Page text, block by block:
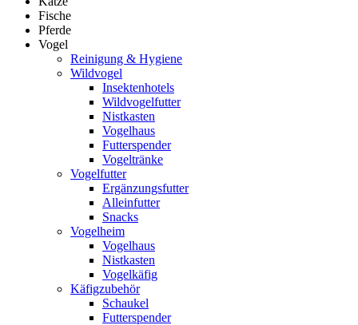
Fische
Pferde
Vogel
Reinigung & Hygiene
Wildvogel
Insektenhotels
Wildvogelfutter
Nistkasten
Vogelhaus
Futterspender
Vogeltränke
Vogelfutter
Ergänzungsfutter
Alleinfutter
Snacks
Vogelheim
Vogelhaus
Nistkasten
Vogelkäfig
Käfigzubehör
Schaukel
Futterspender